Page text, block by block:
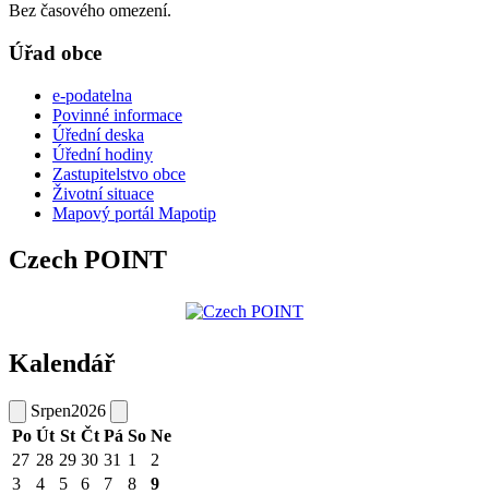
Bez časového omezení.
Úřad obce
e-podatelna
Povinné informace
Úřední deska
Úřední hodiny
Zastupitelstvo obce
Životní situace
Mapový portál Mapotip
Czech POINT
Kalendář
Srpen2026
Po Út St Čt Pá So Ne
27 28 29 30 31 1
2
3
4 5 6 7 8
9